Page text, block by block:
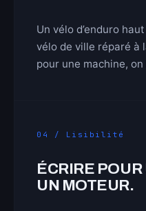
Un vélo d’enduro
vélo de ville réparé à
pour une machine,
04 / Lisibilité
ÉCRIRE
UN MOTEUR.